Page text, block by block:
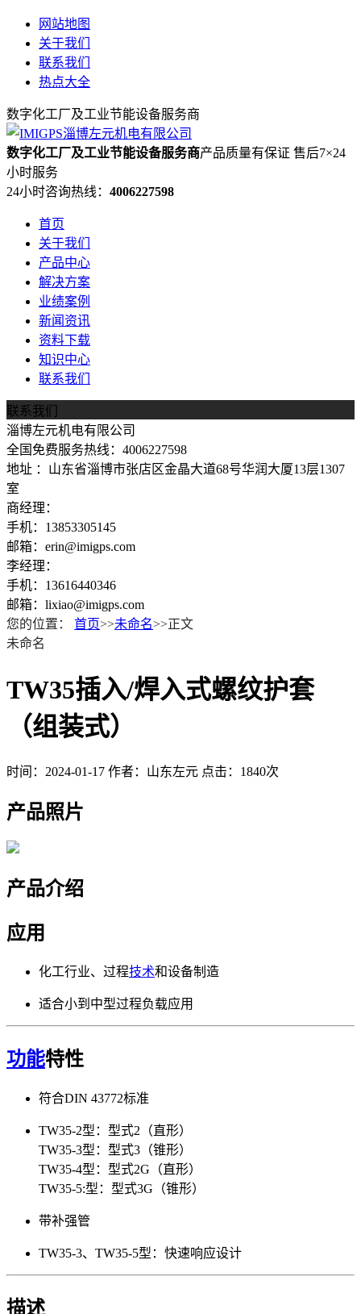
网站地图
关于我们
联系我们
热点大全
数字化工厂及工业节能设备服务商
数字化工厂及工业节能设备服务商产品质量有保证 售后7×24
小时服务
24小时咨询热线： 4006227598
首页
关于我们
产品中心
解决方案
业绩案例
新闻资讯
资料下载
知识中心
联系我们
联系我们
淄博左元机电有限公司
全国免费服务热线：4006227598
地址 ：山东省淄博市张店区金晶大道68号华润大厦13层1307
室
商经理：
手机：13853305145
邮箱：erin@imigps.com
李经理：
手机：13616440346
邮箱：lixiao@imigps.com
您的位置：
首页>>未命名>>正文
未命名
TW35插入/焊入式螺纹护套
（组装式）
时间：2024-01-17 作者：山东左元 点击：1840次
产品照片
产品介绍
应用
化工行业、过程技术和设备制造
适合小到中型过程负载应用
功能特性
符合DIN 43772标准
TW35-2型：型式2（直形）
TW35-3型：型式3（锥形）
TW35-4型：型式2G（直形）
TW35-5:型：型式3G（锥形）
带补强管
TW35-3、TW35-5型：快速响应设计
描述